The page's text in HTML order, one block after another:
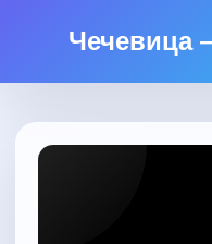
Чечевица